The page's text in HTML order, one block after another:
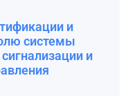
и
системы
и